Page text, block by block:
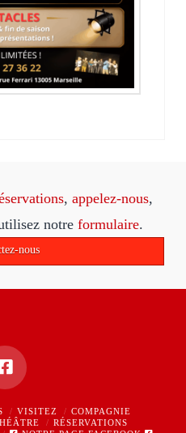
, appelez-nous,
notre formulaire.
nous
VISITEZ
COMPAGNIE
RÉSERVATIONS